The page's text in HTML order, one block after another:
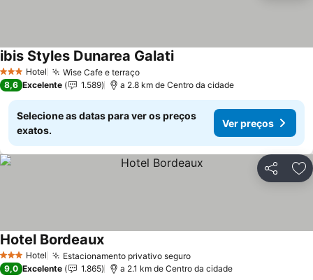
3 EstrelasHotel Wise Cafe e terraçoVer preços
ibis Styles Dunarea GalatiVer preços
8,6 Excelente 1.589 a 2.8 km de Centro da cidade
Selecione as datas para ver os preços
exatos.
Ver preços
Partilhar
3 EstrelasHotel Estacionamento privativo seguroVer preços
Hotel BordeauxVer preços
9,0 Excelente 1.865 a 2.1 km de Centro da cidade